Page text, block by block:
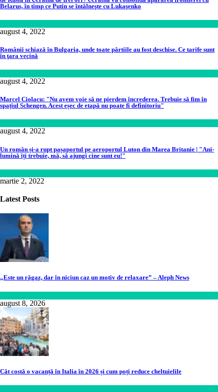
Belarus, în timp ce Putin se întâlneşte cu Lukaşenko
august 4, 2022
Românii schiază în Bulgaria, unde toate pârtiile au fost deschise. Ce tarife sunt
în ţara vecină
august 4, 2022
Marcel Ciolacu: "Nu avem voie să ne pierdem încrederea. Trebuie să fim în
spațiul Schengen. Acest eșec de etapă nu poate fi definitoriu"
august 4, 2022
Un român și-a rupt pașaportul pe aeroportul Luton din Marea Britanie | "Ani-
lumină îți trebuie, mă, să ajungi cine sunt eu!"
martie 2, 2022
Latest Posts
„Este un răgaz, dar în niciun caz un motiv de relaxare” – Aleph News
august 8, 2026
Cât costă o vacanță în Italia în 2026 și cum poți reduce cheltuielile